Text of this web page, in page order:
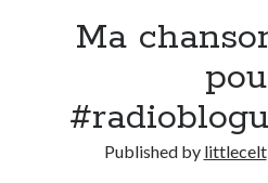
T’as vu quoi ?
dansC’était pas mieux avant… à Lyon
dansComment j’ai opéré ma
Ma
Published by littlecelt